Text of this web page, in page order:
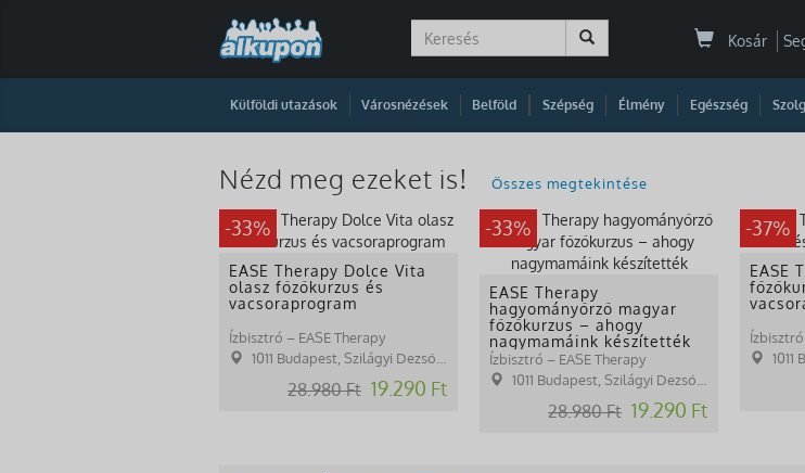
Kosár
Külföldi utazások Városnézések Belföld Szépség Élmény Egészség
Nézd meg ezeket is! Összes megtekintése
-33%
EASE Therapy Dolce Vita
olasz főzőkurzus és
vacsoraprogram
Ízbisztró – EASE Therapy
1011 Budapest, Szilágyi Dezső tér 1.
28.980 Ft 19.290 Ft
-33%
EASE Therapy
hagyományőrző magyar
főzőkurzus – ahogy
nagymamáink készítették
Ízbisztró – EASE Therapy
1011 Budapest, Szilágyi Dezső tér 1.
28.980 Ft 19.290 Ft
-37%
EASE
Ízbisztró
1011